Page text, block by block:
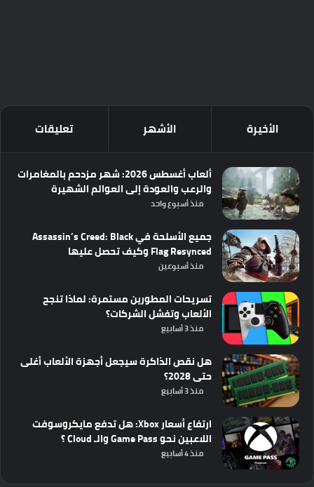
الأخيرة الأشهر تعليقات
ألعاب أغسطس 2026: شهر مزدحم بالمغامرات
والرعب والعودة إلى العوالم الشهيرة
منذ أسبوع واحد
جميع الأسلحة في Assassin’s Creed: Black
Flag Resynced وكيف تحصل عليها
منذ أسبوعين
تسريحات المطورين مستمرة: لماذا تنجح
الألعاب وتفشل الشركات؟
منذ 3 أسابيع
هل نقص الذاكرة سيجعل أجهزة الألعاب أغلى
حتى 2028؟
منذ 3 أسابيع
ارتفاع أسعار Xbox: هل تدفع مايكروسوفت
اللاعبين نحو Game Pass والـ Cloud ؟
منذ 4 أسابيع